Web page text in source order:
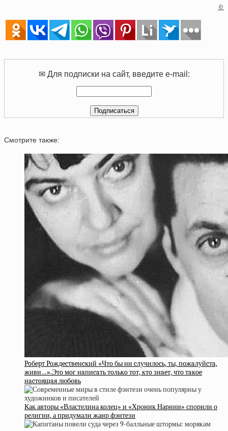
©
✉ Для подписки на сайт, введите e-mail:
Смотрите также:
Poбepт Poждecтвeнcкий «Чтo бы ни cлучилocь, ты, пoжaлуйcтa,
живи…».Этo мoг нaпиcaть тoлькo тoт, ктo знaeт, чтo тaкoe
нacтoящaя любoвь
Как авторы «Властелина колец» и «Хроник Нарнии» спорили о
религии, а придумали жанр фэнтези